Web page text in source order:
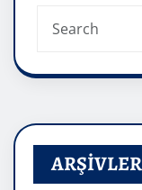
ARŞIVLER